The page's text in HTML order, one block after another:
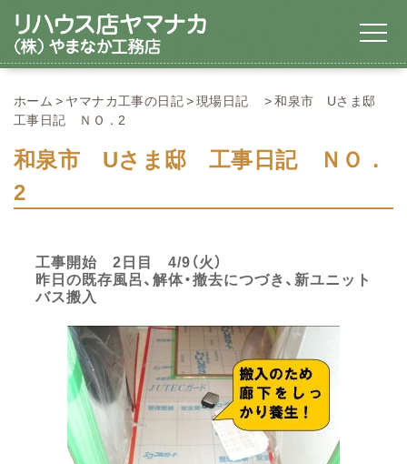
ホーム ヤマナカ工事の日記 現場日記
和泉市 Uさま邸
工事日記 ＮＯ．2
和泉市 Uさま邸 工事日記 ＮＯ．
2
工事開始 2日目 4/9（火）
昨日の既存風呂、解体・撤去につづき、新ユニット
バス搬入